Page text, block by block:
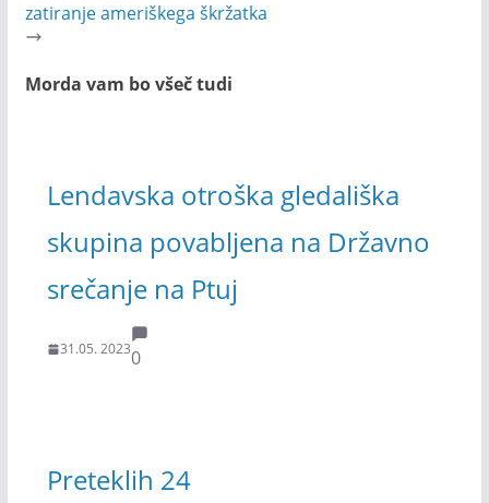
zatiranje ameriškega škržatka
Morda vam bo všeč tudi
Lendavska otroška gledališka
skupina povabljena na Državno
srečanje na Ptuj
31.05. 20230
Preteklih 24